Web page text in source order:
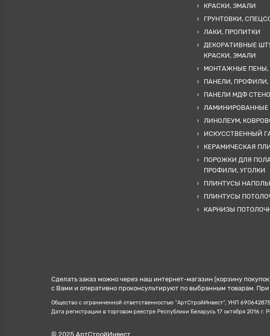
КРАСКИ, ЭМАЛИ
ГРУНТОВКИ,
ЛАКИ, ПРОПИТКИ
ДЕКОРАТИВНЫЕ
КРАСКИ, ЭМАЛИ
МОНТАЖНЫЕ ПЕНЫ,
ПАНЕЛИ, ПРОФИЛИ,
ПАНЕЛИ МДФ
ЛАМИНИРОВАННЫЕ
ЛИНОЛЕУМ,
ИСКУССТВЕННЫЙ
КЕРАМИЧЕСКАЯ
ПОРОЖКИ ДЛЯ
ПРОФИЛИ, УГОЛКИ
ПЛИНТУСЫ
ПЛИНТУСЫ
КАРНИЗЫ
Сделать заказ можно через наш интернет-магазин (корзину
с Вами и оперативно проконсультируют по выбранным товарам.
Общество с ограниченной ответственностью "АртСтройИнвест", УНП
Дата регистрации в торговом реестре Республики Беларусь 17 октября 2016
© 2025 АртСтройИнвест